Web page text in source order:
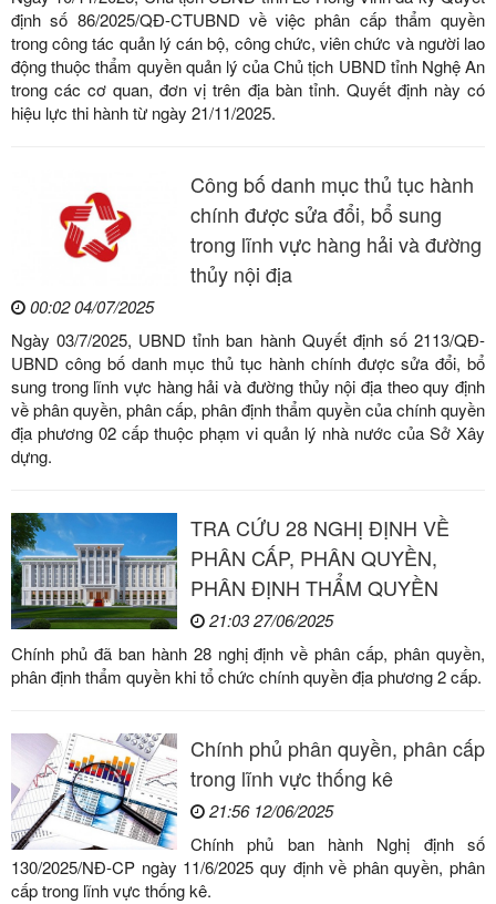
định số 86/2025/QĐ-CTUBND về việc phân cấp thẩm quyền
trong công tác quản lý cán bộ, công chức, viên chức và người lao
động thuộc thẩm quyền quản lý của Chủ tịch UBND tỉnh Nghệ An
trong các cơ quan, đơn vị trên địa bàn tỉnh. Quyết định này có
hiệu lực thi hành từ ngày 21/11/2025.
Công bố danh mục thủ tục hành
chính được sửa đổi, bổ sung
trong lĩnh vực hàng hải và đường
thủy nội địa
00:02 04/07/2025
Ngày 03/7/2025, UBND tỉnh ban hành Quyết định số 2113/QĐ-
UBND công bố danh mục thủ tục hành chính được sửa đổi, bổ
sung trong lĩnh vực hàng hải và đường thủy nội địa theo quy định
về phân quyền, phân cấp, phân định thẩm quyền của chính quyền
địa phương 02 cấp thuộc phạm vi quản lý nhà nước của Sở Xây
dựng.
TRA CỨU 28 NGHỊ ĐỊNH VỀ
PHÂN CẤP, PHÂN QUYỀN,
PHÂN ĐỊNH THẨM QUYỀN
21:03 27/06/2025
Chính phủ đã ban hành 28 nghị định về phân cấp, phân quyền,
phân định thẩm quyền khi tổ chức chính quyền địa phương 2 cấp.
Chính phủ phân quyền, phân cấp
trong lĩnh vực thống kê
21:56 12/06/2025
Chính phủ ban hành Nghị định số
130/2025/NĐ-CP ngày 11/6/2025 quy định về phân quyền, phân
cấp trong lĩnh vực thống kê.